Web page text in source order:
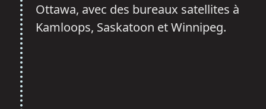
Ottawa, avec des bureaux satellites à
Kamloops, Saskatoon et Winnipeg.